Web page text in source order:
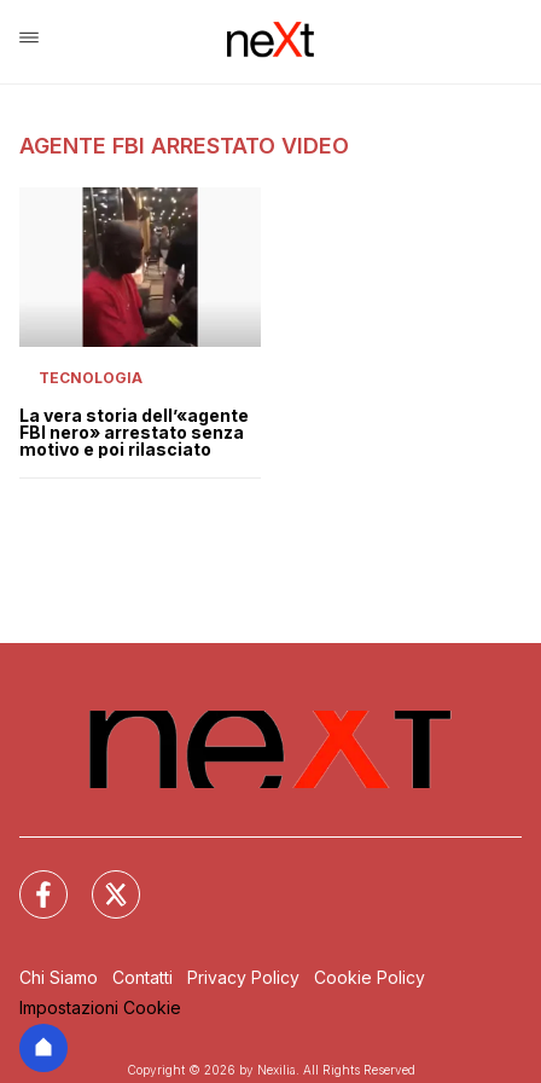
AGENTE FBI ARRESTATO VIDEO
TECNOLOGIA
La vera storia dell’«agente
FBI nero» arrestato senza
motivo e poi rilasciato
Chi Siamo Contatti Privacy Policy
Cookie Policy
Impostazioni Cookie
Copyright © 2026 by Nexilia. All Rights Reserved